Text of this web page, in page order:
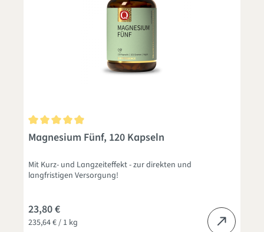
Durchschnittliche Bewertung von 4.9 von 5 Sternen
Magnesium Fünf, 120 Kapseln
Mit Kurz- und Langzeiteffekt - zur direkten und
235,64 € / 1 kg
23,80 €